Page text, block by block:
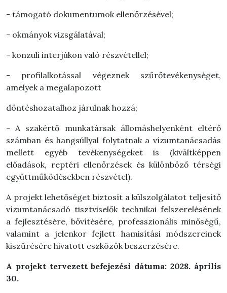
- támogató dokumentumok ellenőrzésével;
- okmányok vizsgálatával;
- konzuli interjúkon való részvétellel;
- profilalkotással végeznek szűrőtevékenységet,
amelyek a megalapozott
döntéshozatalhoz járulnak hozzá;
- A szakértő munkatársak állomáshelyenként eltérő
számban és hangsúllyal folytatnak a vízumtanácsadás
mellett egyéb tevékenységeket is (kiváltképpen
előadások, reptéri ellenőrzések és különböző térségi
együttműködésekben részvétel).
A projekt lehetőséget biztosít a külszolgálatot teljesítő
vízumtanácsadó tisztviselők technikai felszerelésének
a fejlesztésére, bővítésére, professzionális minőségű,
valamint a jelenkor fejlett hamisítási módszereinek
kiszűrésére hivatott eszközök beszerzésére.
A projekt tervezett befejezési dátuma: 2028. április
30.